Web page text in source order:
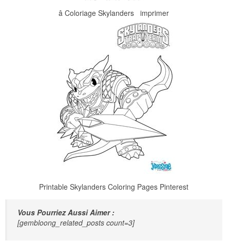
â Coloriage Skylanders imprimer
Printable Skylanders Coloring Pages Pinterest
Vous Pourriez Aussi Aimer :
[gembloong_related_posts count=3]